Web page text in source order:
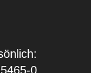
0